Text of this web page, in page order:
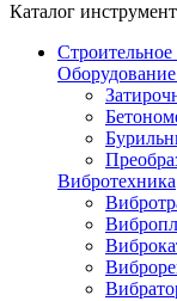
Каталог
Вибротехника